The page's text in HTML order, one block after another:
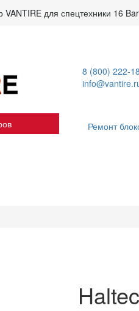
для спецтехники 16 Bar
8 (800) 222-
Ремонт
Haltec